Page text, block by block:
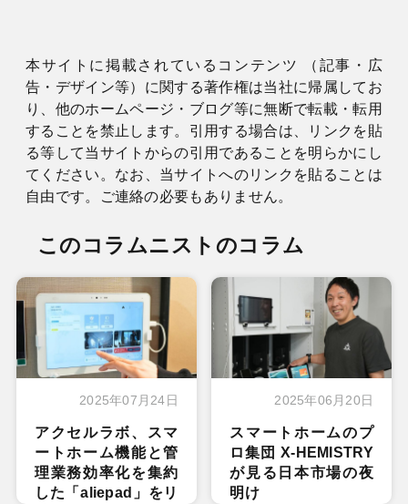
本サイトに掲載されているコンテンツ （記事・広
告・デザイン等）に関する著作権は当社に帰属してお
り、他のホームページ・ブログ等に無断で転載・転用
することを禁止します。引用する場合は、リンクを貼
る等して当サイトからの引用であることを明らかにし
てください。なお、当サイトへのリンクを貼ることは
自由です。ご連絡の必要もありません。
このコラムニストのコラム
2025年07月24日
アクセルラボ、スマ
ートホーム機能と管
理業務効率化を集約
した「aliepad」をリ
2025年06月20日
スマートホームのプ
ロ集団 X-HEMISTRY
が見る日本市場の夜
明け